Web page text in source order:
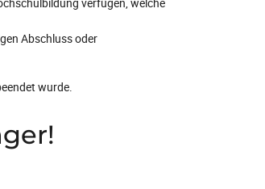
Abschluss oder
wurde.